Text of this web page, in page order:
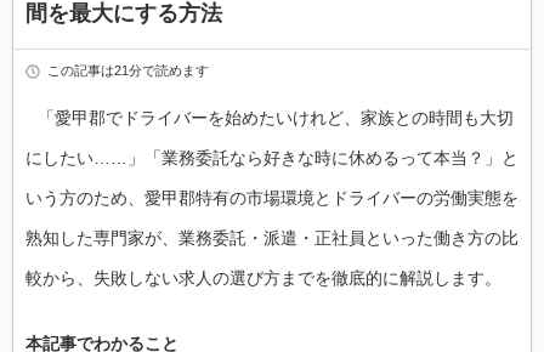
間を最大にする方法
この記事は21分で読めます
「愛甲郡でドライバーを始めたいけれど、家族との時間も大切
にしたい……」「業務委託なら好きな時に休めるって本当？」と
いう方のため、愛甲郡特有の市場環境とドライバーの労働実態を
熟知した専門家が、業務委託・派遣・正社員といった働き方の比
較から、失敗しない求人の選び方までを徹底的に解説します。
本記事でわかること